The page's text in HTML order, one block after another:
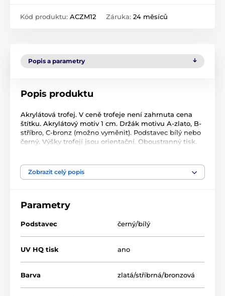
Kód produktu: ACZM12 Záruka: 24 měsíců
Popis a parametry
Popis produktu
Akrylátová trofej. V ceně trofeje není zahrnuta cena
štítku. Akrylátový motiv 1 cm. Držák motivu A-zlato, B-
stříbro, C-bronz (možno vyměnit). Podstavec bílý nebo
černý. Výšky trofejí jsou orientační. Oboustranný tisk.
Produkt je zařazen v kategoriích
Zobrazit celý popis
Parametry
Podstavec černý/bílý
UV HQ tisk ano
Barva zlatá/stříbrná/bronzová